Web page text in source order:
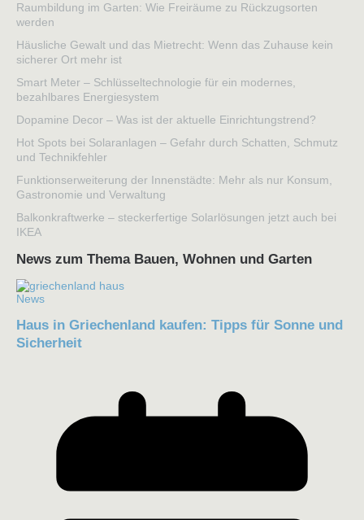
Raumbildung im Garten: Wie Freiräume zu Rückzugsorten
werden
Häusliche Gewalt und das Mietrecht: Wenn das Zuhause kein
sicherer Ort mehr ist
Smart Meter – Schlüsseltechnologie für ein modernes,
bezahlbares Energiesystem
Dopamine Decor – Was ist der aktuelle Einrichtungstrend?
Hot Spots bei Solaranlagen – Gefahr durch Schatten, Schmutz
und Technikfehler
Funktionserweiterung der Innenstädte: Mehr als nur Konsum,
Gastronomie und Verwaltung
Balkonkraftwerke – steckerfertige Solarlösungen jetzt auch bei
IKEA
News zum Thema Bauen, Wohnen und Garten
News
Haus in Griechenland kaufen: Tipps für Sonne und
Sicherheit